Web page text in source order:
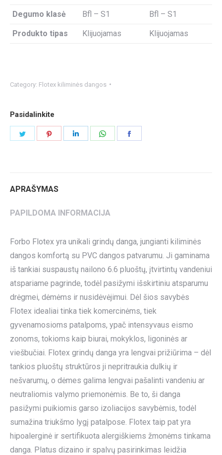
Degumo klasė Bfl – S1 Bfl – S1
Produkto tipas Klijuojamas Klijuojamas
Category: Flotex kiliminės dangos
Pasidalinkite
APRAŠYMAS
PAPILDOMA INFORMACIJA
Forbo Flotex yra unikali grindų danga, jungianti kiliminės
dangos komfortą su PVC dangos patvarumu. Ji gaminama
iš tankiai suspaustų nailono 6.6 pluoštų, įtvirtintų vandeniui
atspariame pagrinde, todėl pasižymi išskirtiniu atsparumu
drėgmei, dėmėms ir nusidėvėjimui. Dėl šios savybės
Flotex idealiai tinka tiek komercinėms, tiek
gyvenamosioms patalpoms, ypač intensyvaus eismo
zonoms, tokioms kaip biurai, mokyklos, ligoninės ar
viešbučiai. Flotex grindų danga yra lengvai prižiūrima – dėl
tankios pluoštų struktūros ji nepritraukia dulkių ir
nešvarumų, o dėmes galima lengvai pašalinti vandeniu ar
neutraliomis valymo priemonėmis. Be to, ši danga
pasižymi puikiomis garso izoliacijos savybėmis, todėl
sumažina triukšmo lygį patalpose. Flotex taip pat yra
hipoalerginė ir sertifikuota alergiškiems žmonėms tinkama
danga. Platus dizaino ir spalvų pasirinkimas leidžia